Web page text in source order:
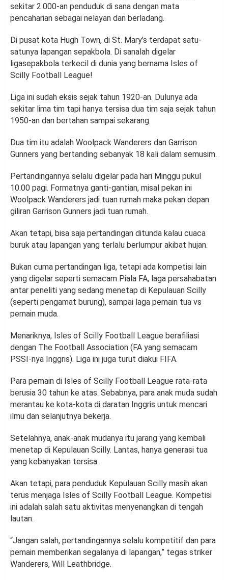
sekitar 2.000-an penduduk di sana dengan mata
pencaharian sebagai nelayan dan berladang.
Di pusat kota Hugh Town, di St. Mary’s terdapat satu-
satunya lapangan sepakbola. Di sanalah digelar
ligasepakbola terkecil di dunia yang bernama Isles of
Scilly Football League!
Liga ini sudah eksis sejak tahun 1920-an. Dulunya ada
sekitar lima tim tapi hanya tersisa dua tim saja sejak tahun
1950-an dan bertahan sampai sekarang.
Dua tim itu adalah Woolpack Wanderers dan Garrison
Gunners yang bertanding sebanyak 18 kali dalam semusim.
Pertandingannya selalu digelar pada hari Minggu pukul
10.00 pagi. Formatnya ganti-gantian, misal pekan ini
Woolpack Wanderers jadi tuan rumah maka pekan depan
giliran Garrison Gunners jadi tuan rumah.
Akan tetapi, bisa saja pertandingan ditunda kalau cuaca
buruk atau lapangan yang terlalu berlumpur akibat hujan.
Bukan cuma pertandingan liga, tetapi ada kompetisi lain
yang digelar seperti semacam Piala FA, laga persahabatan
antar peneliti yang sedang menetap di Kepulauan Scilly
(seperti pengamat burung), sampai laga pemain tua vs
pemain muda.
Menariknya, Isles of Scilly Football League berafiliasi
dengan The Football Association (FA yang semacam
PSSI-nya Inggris). Liga ini juga turut diakui FIFA.
Para pemain di Isles of Scilly Football League rata-rata
berusia 30 tahun ke atas. Sebabnya, para anak muda sudah
merantau ke kota-kota di daratan Inggris untuk mencari
ilmu dan selanjutnya bekerja.
Setelahnya, anak-anak mudanya itu jarang yang kembali
menetap di Kepulauan Scilly. Lantas, hanya generasi tua
yang kebanyakan tersisa.
Akan tetapi, para penduduk Kepulauan Scilly masih akan
terus menjaga Isles of Scilly Football League. Kompetisi
ini adalah salah satu aktivitas menyenangkan di tengah
lautan.
“Jangan salah, pertandingannya selalu kompetitif dan para
pemain memberikan segalanya di lapangan,” tegas striker
Wanderers, Will Leathbridge.